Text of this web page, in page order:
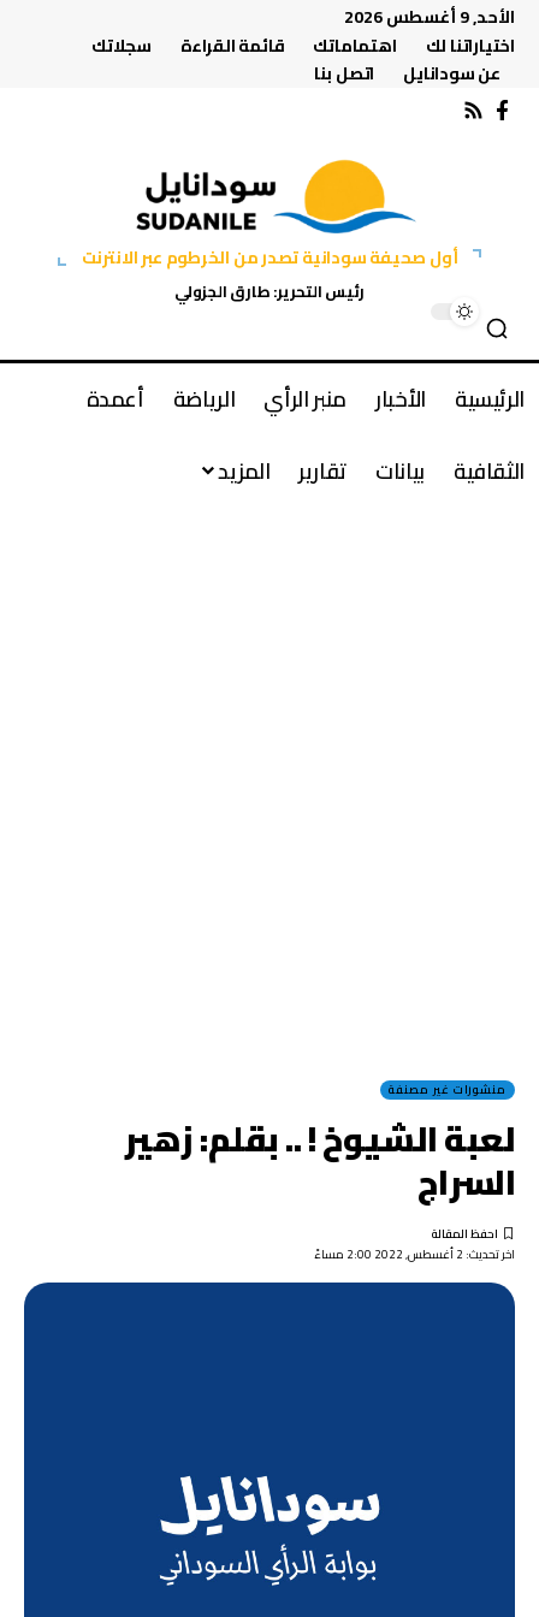
الأحد, 9 أغسطس 2026
اختياراتنا لك
اهتماماتك قائمة القراءة
سجلاتك
عن سودانايل
اتصل بنا
أول صحيفة سودانية تصدر من الخرطوم عبر الانترنت
رئيس التحرير: طارق الجزولي
الرئيسية الأخبار منبر الرأي الرياضة
أعمدة
الثقافية
بيانات تقارير المزيد
منشورات غير مصنفة
لعبة الشيوخ ! .. بقلم: زهير
السراج
اخر تحديث: 2 أغسطس, 2022 2:00 مساءً